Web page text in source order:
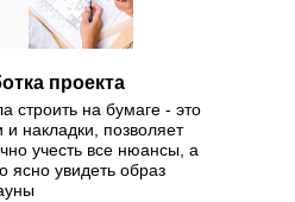
проекта
строить на бумаге - это
накладки, позволяет
учесть все нюансы, а
ясно увидеть образ